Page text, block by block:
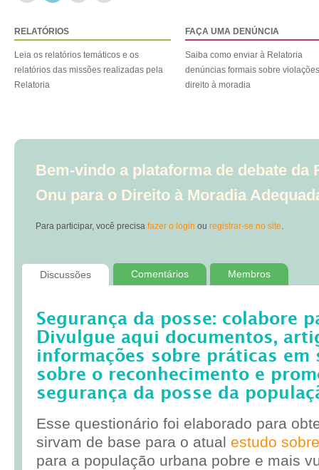
RELATÓRIOS
Leia os relatórios temáticos e os
relatórios das missões realizadas pela
Relatoria
FAÇA UMA DENÚNCIA
Saiba como enviar à Relatoria
denúncias formais sobre
direito à moradia
Bem-vindo a plataforma de debate da
Onu para o Direito à Moradia
Para participar, você precisa fazer o login ou registrar-se no site.
Discussões Comentários Membros
Segurança da posse: colabore
Divulgue aqui documentos,
informações sobre práticas em
sobre o reconhecimento e
segurança da posse da
Esse questionário foi elaborado para
sirvam de base para o atual estudo
para a população urbana pobre e mais